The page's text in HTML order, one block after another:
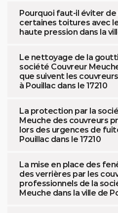
Pourquoi faut-il éviter
certaines toitures avec
haute pression dans la
Le nettoyage de la
société Couvreur
que suivent les
à Pouillac dans le 17210
La protection par la
Meuche des couvreurs
lors des urgences de
Pouillac dans le 17210
La mise en place des
des verrières par les
professionnels de la
Meuche dans la ville de